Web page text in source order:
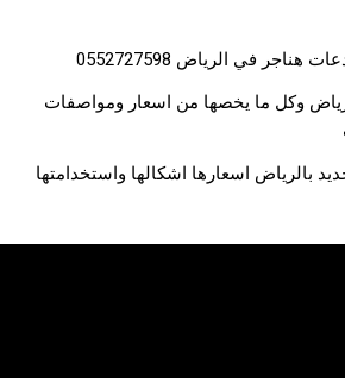
في الرياض 0552727598
وكل ما يخصها من اسعار ومواصفات
بالرياض اسعارها اشكالها واستخدامتها